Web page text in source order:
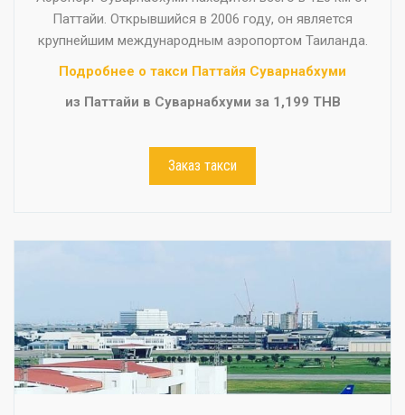
Паттайи. Открывшийся в 2006 году, он является
крупнейшим международным аэропортом Таиланда.
Подробнее о такси Паттайя Суварнабхуми
из Паттайи в Суварнабхуми за 1,199 THB
Заказ такси